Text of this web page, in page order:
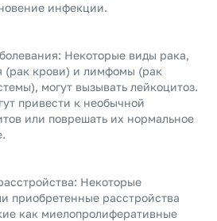
инфекции.
Некоторые виды рака,
(рак крови) и лимфомы (рак
могут вызывать лейкоцитоз.
привести к необычной
или поврешать их нормальное
Некоторые
приобретенные расстройства
как миелопролиферативные